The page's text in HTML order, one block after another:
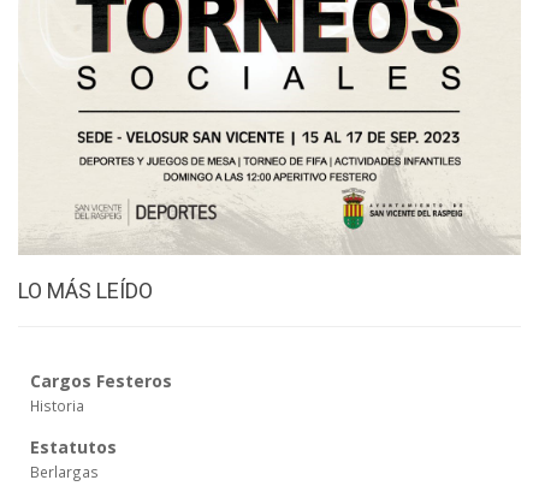
LO MÁS LEÍDO
Cargos Festeros
Historia
Estatutos
Berlargas